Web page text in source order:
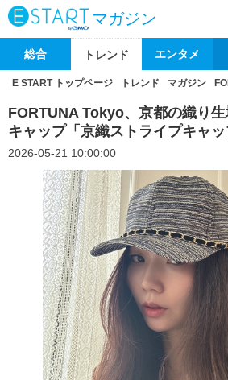
マガジン
総合 トレンド エンタメ
E START トップページ トレンド マガジン
FORTUNA Tokyo、京都の織り
キャップ「京織ストライプキャ
2026-05-21 10:00:00